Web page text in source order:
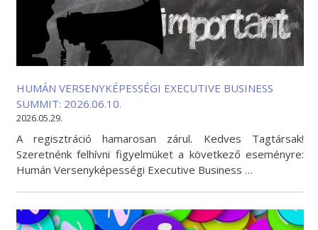
HUMÁN VERSENYKÉPESSÉGI EXECUTIVE BUSINESS
SUMMIT: 2026.06.10.
2026.05.29.
A regisztráció hamarosan zárul. Kedves Tagtársak!
Szeretnénk felhívni figyelmüket a következő eseményre:
Humán Versenyképességi Executive Business …